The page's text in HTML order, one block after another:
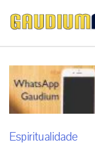
Espiritualidade